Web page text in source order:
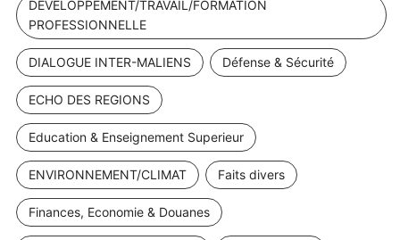
DEVELOPPEMENT/TRAVAIL/FORMATION
PROFESSIONNELLE
DIALOGUE INTER-MALIENS Défense & Sécurité
ECHO DES REGIONS
Education & Enseignement Superieur
ENVIRONNEMENT/CLIMAT Faits divers
Finances, Economie & Douanes